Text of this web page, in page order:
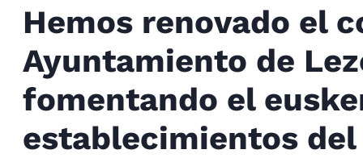
Hemos renovado el
Ayuntamiento de
fomentando el
establecimientos